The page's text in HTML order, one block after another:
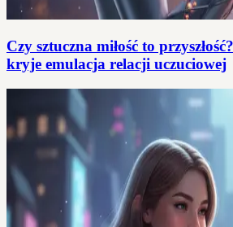
Czy sztuczna miłość to
kryje emulacja relacji uczuciowej